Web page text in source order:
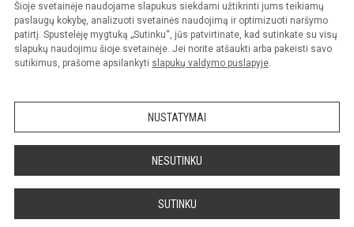
Šioje svetainėje naudojame slapukus siekdami užtikrinti jums teikiamų
paslaugų kokybę, analizuoti svetainės naudojimą ir optimizuoti naršymo
patirtį. Spustelėję mygtuką „Sutinku“, jūs patvirtinate, kad sutinkate su visų
slapukų naudojimu šioje svetainėje. Jei norite atšaukti arba pakeisti savo
sutikimus, prašome apsilankyti slapukų valdymo puslapyje.
NUSTATYMAI
NESUTINKU
SUTINKU
Kopijuoti turinį be raštiško Bukiškio pagrindinės mokyklos administracijos
sutikimo griežtai draudžiama.
Prieinamumo paraiška Slapukų valdymas
Sumanus būdas atnaujinti